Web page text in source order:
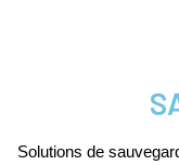
Solutions de